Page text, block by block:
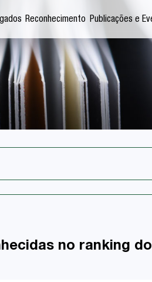
Reconhecimento Publicações e
no ranking